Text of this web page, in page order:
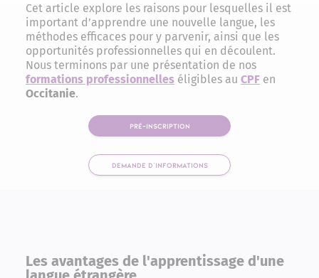
Cet article explore les raisons pour lesquelles il est
important d’apprendre une nouvelle langue, les
méthodes efficaces pour y parvenir, ainsi que les
opportunités professionnelles qui en découlent.
Nous terminons par une présentation de nos
formations professionnelles éligibles au CPF en
Occitanie.
PRÉ-INSCRIPTION
DEMANDE D'INFORMATIONS
Les avantages de l'apprentissage d'une